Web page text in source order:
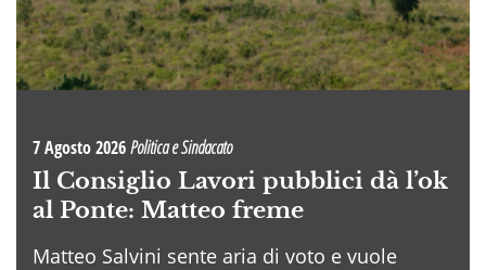
7 Agosto 2026Politica e Sindacato
Il Consiglio Lavori pubblici dà l’ok
al Ponte: Matteo freme
Matteo Salvini sente aria di voto e vuole